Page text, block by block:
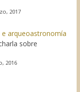
2017
arqueoastronomía
sobre
2016